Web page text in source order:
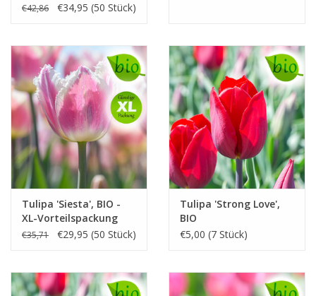
Vorteilspackung
€42,86 €34,95 (50 Stück)
Tulipa 'Siesta', BIO -
XL-Vorteilspackung
€35,71 €29,95 (50 Stück)
Tulipa 'Strong Love',
BIO
€5,00 (7 Stück)